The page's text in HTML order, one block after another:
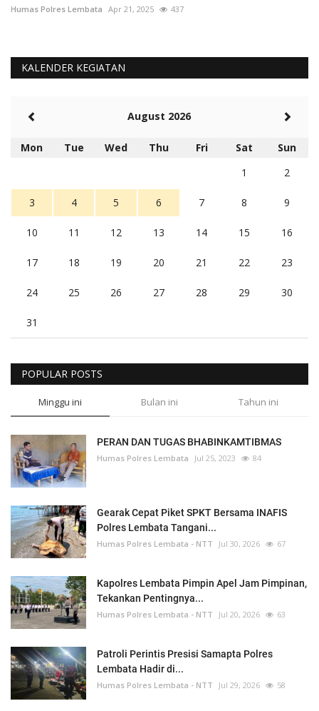
Humas Polres Lembata Apr 21, 2025 437
KALENDER KEGIATAN
August 2026
Mon Tue Wed Thu Fri Sat
Sun
1
2
3 4 5 6 7 8 9
10 11 12 13 14 15 16
17 18 19 20 21 22 23
24 25 26 27 28 29 30
31
POPULAR POSTS
Minggu ini Bulan ini Tahun ini
PERAN DAN TUGAS BHABINKAMTIBMAS
Humas Polres Lembata Jul 25, 2023 84
Gearak Cepat Piket SPKT Bersama INAFIS
Polres Lembata Tangani...
Humas Polres Lembata - NTT Jul 30, 2026 67
Kapolres Lembata Pimpin Apel Jam Pimpinan,
Tekankan Pentingnya...
Humas Polres Lembata - NTT Jul 20, 2026 63
Patroli Perintis Presisi Samapta Polres
Lembata Hadir di...
Humas Polres Lembata - NTT Jul 29, 2026 58